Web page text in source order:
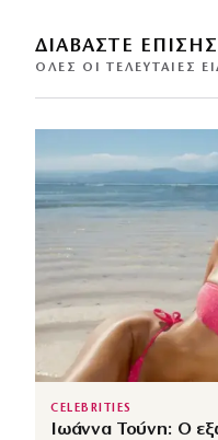
ΔΙΑΒΑΣΤΕ ΕΠΙΣΗΣ
ΌΛΕΣ ΟΙ ΤΕΛΕΥΤΑΊΕΣ
CELEBRITIES
Ιωάννα Τούνη: Ο